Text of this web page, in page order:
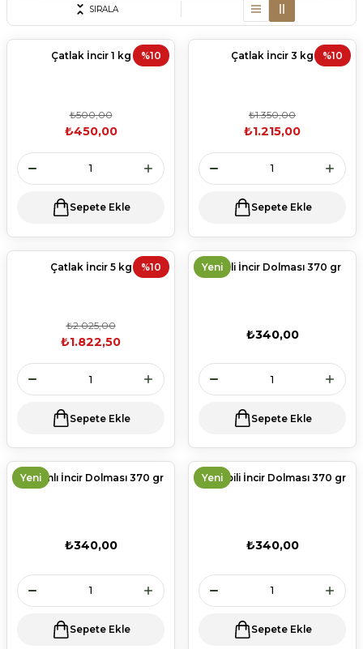
SIRALA
%10
Çatlak İncir 1 kg
₺500,00
₺450,00
Sepete Ekle
%10
Çatlak İncir 3 kg
₺1.350,00
₺1.215,00
Sepete Ekle
%10
Çatlak İncir 5 kg
₺2.025,00
₺1.822,50
Sepete Ekle
Yeni
Cevizli İncir Dolması 370 gr
₺340,00
Sepete Ekle
Yeni
Susamlı İncir Dolması 370 gr
₺340,00
Sepete Ekle
Yeni
Leblebili İncir Dolması 370 gr
₺340,00
Sepete Ekle